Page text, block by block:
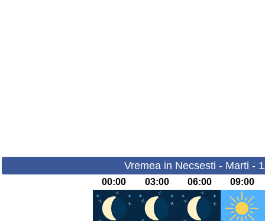
Vremea in Necsesti - Marti -
00:00 03:00 06:00 09:00